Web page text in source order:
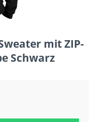
mit ZIP-
Schwarz